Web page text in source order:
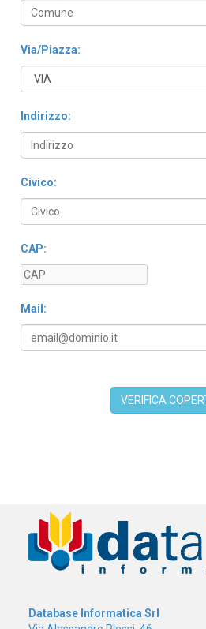
Via/Piazza:
Indirizzo:
Civico:
CAP:
Mail:
Database Informatica Srl